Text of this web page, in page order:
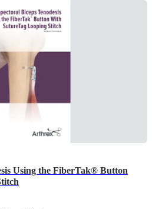
Using the FiberTak® Button